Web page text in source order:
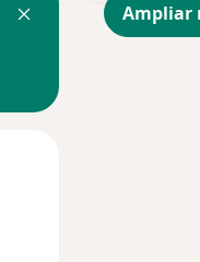
Ampliar